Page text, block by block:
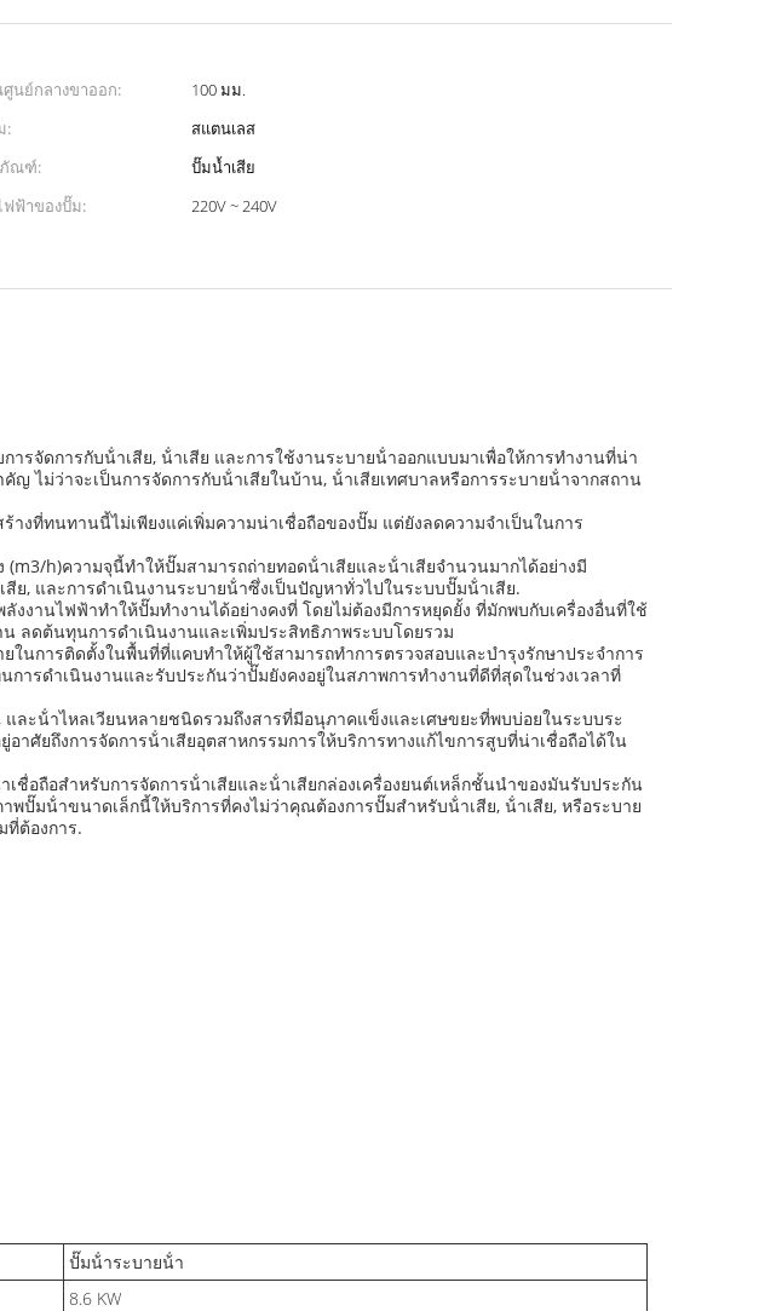
ศูนย์กลางขาออก:
100 มม.
:
สแตนเลส
ณฑ์:
ปั๊มน้ำเสีย
ฟฟ้าของปั๊ม:
220V ~ 240V
รจัดการกับน้ําเสีย, น้ําเสีย และการใช้งานระบายน้ําออกแบบมาเพื่อให้การทํางานที่น่า
ไม่ว่าจะเป็นการจัดการกับน้ําเสียในบ้าน, น้ําเสียเทศบาลหรือการระบายน้ําจากสถาน
ที่ทนทานนี้ไม่เพียงแค่เพิ่มความน่าเชื่อถือของปั๊ม แต่ยังลดความจําเป็นในการ
h)ความจุนี้ทําให้ปั๊มสามารถถ่ายทอดน้ําเสียและน้ําเสียจํานวนมากได้อย่างมี
ย, และการดําเนินงานระบายน้ําซึ่งเป็นปัญหาทั่วไปในระบบปั๊มน้ําเสีย.
งานไฟฟ้าทําให้ปั๊มทํางานได้อย่างคงที่ โดยไม่ต้องมีการหยุดยั้ง ที่มักพบกับเครื่องอื่นที่ใช้
ลดต้นทุนการดําเนินงานและเพิ่มประสิทธิภาพระบบโดยรวม
นการติดตั้งในพื้นที่ที่แคบทําให้ผู้ใช้สามารถทําการตรวจสอบและบํารุงรักษาประจําการ
ารดําเนินงานและรับประกันว่าปั๊มยังคงอยู่ในสภาพการทํางานที่ดีที่สุดในช่วงเวลาที่
ละน้ําไหลเวียนหลายชนิดรวมถึงสารที่มีอนุภาคแข็งและเศษขยะที่พบบ่อยในระบบระ
ศัยถึงการจัดการน้ําเสียอุตสาหกรรมการให้บริการทางแก้ไขการสูบที่น่าเชื่อถือได้ใน
อถือสําหรับการจัดการน้ําเสียและน้ําเสียกล่องเครื่องยนต์เหล็กชั้นนําของมันรับประกัน
มน้ําขนาดเล็กนี้ให้บริการที่คงไม่ว่าคุณต้องการปั๊มสําหรับน้ําเสีย, น้ําเสีย, หรือระบาย
ต้องการ.
ปั๊มน้ําระบายน้ํา
8.6 KW